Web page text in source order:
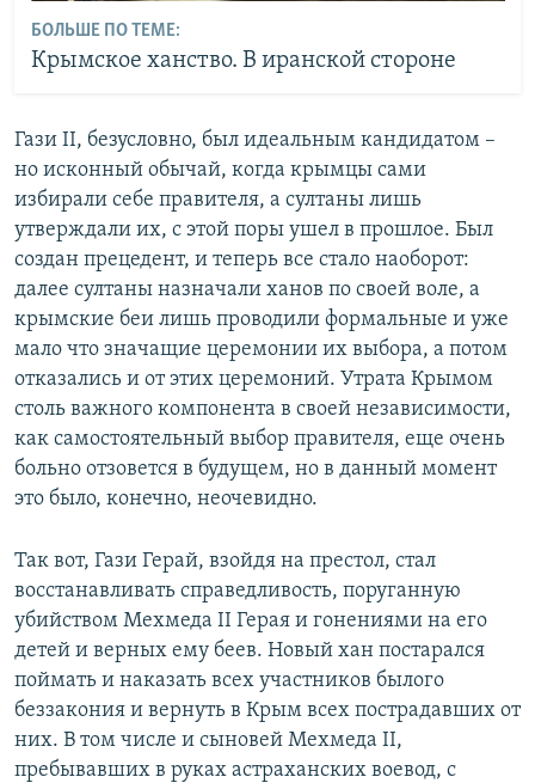
БОЛЬШЕ ПО ТЕМЕ:
Крымское ханство. В иранской стороне
Гази II, безусловно, был идеальным кандидатом –
но исконный обычай, когда крымцы сами
избирали себе правителя, а султаны лишь
утверждали их, с этой поры ушел в прошлое. Был
создан прецедент, и теперь все стало наоборот:
далее султаны назначали ханов по своей воле, а
крымские беи лишь проводили формальные и уже
мало что значащие церемонии их выбора, а потом
отказались и от этих церемоний. Утрата Крымом
столь важного компонента в своей независимости,
как самостоятельный выбор правителя, еще очень
больно отзовется в будущем, но в данный момент
это было, конечно, неочевидно.
Так вот, Гази Герай, взойдя на престол, стал
восстанавливать справедливость, поруганную
убийством Мехмеда II Герая и гонениями на его
детей и верных ему беев. Новый хан постарался
поймать и наказать всех участников былого
беззакония и вернуть в Крым всех пострадавших от
них. В том числе и сыновей Мехмеда II,
пребывавших в руках астраханских воевод, с